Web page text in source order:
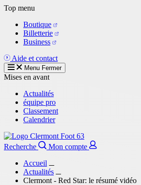
Aller
contenu
principal
Top menu
Boutique
Billetterie
Business
Aide et contact
Menu Fermer
Mises en avant
Actualités
équipe pro
Classement
Calendrier
Recherche
Mon compte
Accueil
Actualités
Clermont - Red Star: le résumé vidéo